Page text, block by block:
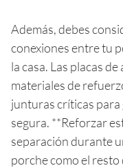
Además, debes
conexiones entre tu
la casa. Las placas
materiales de
junturas críticas
segura. **Reforzar
separación durante
porche como el resto